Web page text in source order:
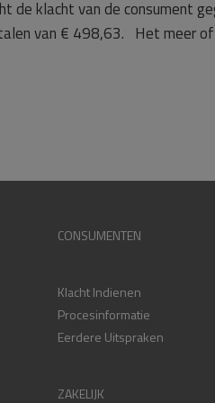
de klacht van de consument
van € 498,63. Het meer
CONSUMENTEN
Klacht Indienen
Procesinformatie
Eerdere Uitspraken
ZAKELIJK